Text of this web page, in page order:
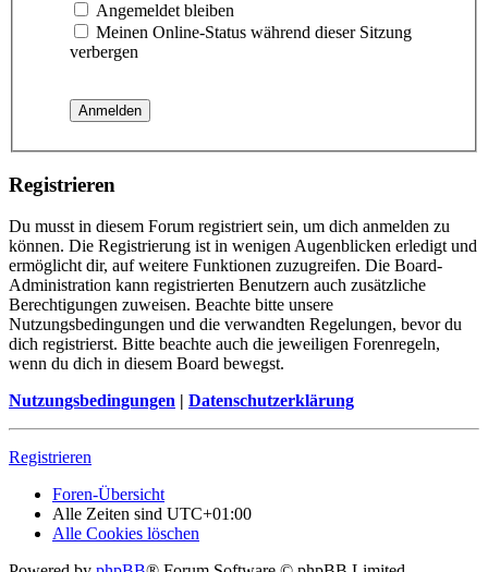
Angemeldet bleiben
Meinen Online-Status während dieser Sitzung
verbergen
Registrieren
Du musst in diesem Forum registriert sein, um dich anmelden zu
können. Die Registrierung ist in wenigen Augenblicken erledigt und
ermöglicht dir, auf weitere Funktionen zuzugreifen. Die Board-
Administration kann registrierten Benutzern auch zusätzliche
Berechtigungen zuweisen. Beachte bitte unsere
Nutzungsbedingungen und die verwandten Regelungen, bevor du
dich registrierst. Bitte beachte auch die jeweiligen Forenregeln,
wenn du dich in diesem Board bewegst.
Nutzungsbedingungen | Datenschutzerklärung
Registrieren
Foren-Übersicht
Alle Zeiten sind UTC+01:00
Alle Cookies löschen